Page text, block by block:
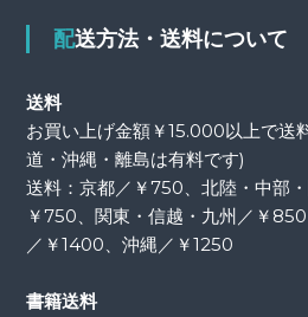
配送方法・送料について
送料
お買い上げ金額￥15.000以上で送
道・沖縄・離島は有料です)
送料：京都／￥750、北陸・中部
￥750、関東・信越・九州／￥
／￥1400、沖縄／￥1250
書籍送料